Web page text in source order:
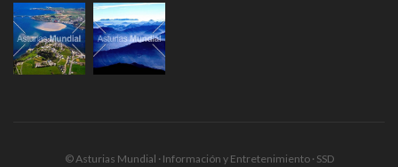
© Asturias Mundial · Información y Entretenimiento · SSD